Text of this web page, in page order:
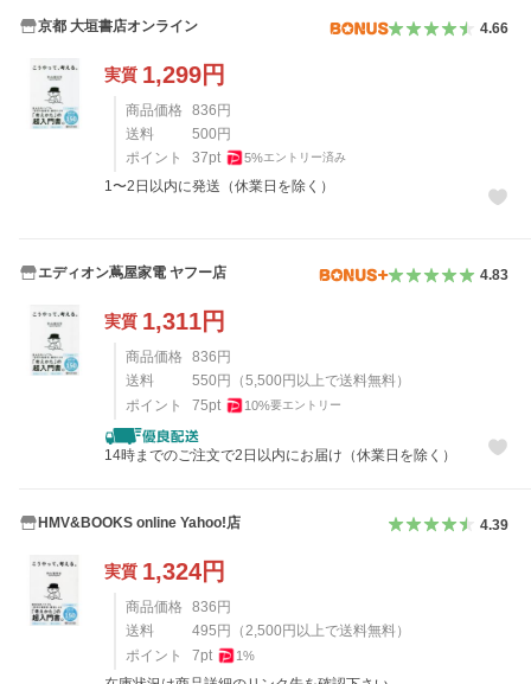
京都 大垣書店オンライン 4.66
実質 1,299円
商品価格 836 円
送料
500 円
ポイント
37pt 5%エントリー済み
1〜2日以内に発送（休業日を除く）
エディオン蔦屋家電 ヤフー店 4.83
実質 1,311円
商品価格 836 円
送料
550 円 （5,500 円以上で送料無料）
ポイント
75pt 10%要エントリー
14時までのご注文で2日以内にお届け（休業日を除く）
HMV&BOOKS online Yahoo!店 4.39
実質 1,324円
商品価格 836円
送料
495円 （ 2,500円以上で送料無料）
ポイント
7pt 1%